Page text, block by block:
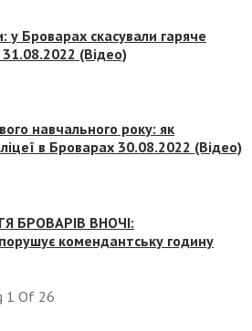
у Броварах скасували гаряче
(Відео)
навчального року: як
в Броварах 30.08.2022 (Відео)
БРОВАРІВ ВНОЧІ:
комендантську годину
1 Of 26